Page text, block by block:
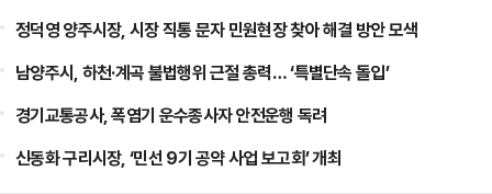
정덕영 양주시장, 시장 직통 문자 민원현장 찾아 해결 방안 모색
남양주시, 하천·계곡 불법행위 근절 총력… ‘특별단속 돌입’
경기교통공사, 폭염기 운수종사자 안전운행 독려
신동화 구리시장, ‘민선 9기 공약 사업 보고회’ 개최